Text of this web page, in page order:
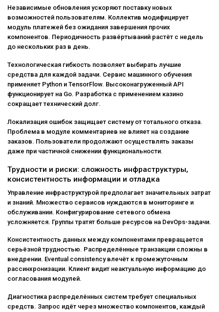
Независимые обновления ускоряют поставку новых
возможностей пользователям. Коллектив модифицирует
модуль платежей без ожидания завершения прочих
компонентов. Периодичность развёртываний растёт с недель
до нескольких раз в день.
Технологическая гибкость позволяет выбирать лучшие
средства для каждой задачи. Сервис машинного обучения
применяет Python и TensorFlow. Высоконагруженный API
функционирует на Go. Разработка с применением казино
сокращает технический долг.
Локализация ошибок защищает систему от тотального отказа.
Проблема в модуле комментариев не влияет на создание
заказов. Пользователи продолжают осуществлять заказы
даже при частичной снижении функциональности.
Трудности и риски: сложность инфраструктуры,
консистентность информации и отладка
Управление инфраструктурой предполагает значительных затрат
и знаний. Множество сервисов нуждаются в мониторинге и
обслуживании. Конфигурирование сетевого обмена
усложняется. Группы тратят больше ресурсов на DevOps-задачи.
Консистентность данных между компонентами превращается
серьёзной трудностью. Распределённые транзакции сложны в
внедрении. Eventual consistency влечёт к промежуточным
рассинхронизации. Клиент видит неактуальную информацию до
согласования модулей.
Диагностика распределённых систем требует специальных
средств. Запрос идёт через множество компонентов, каждый